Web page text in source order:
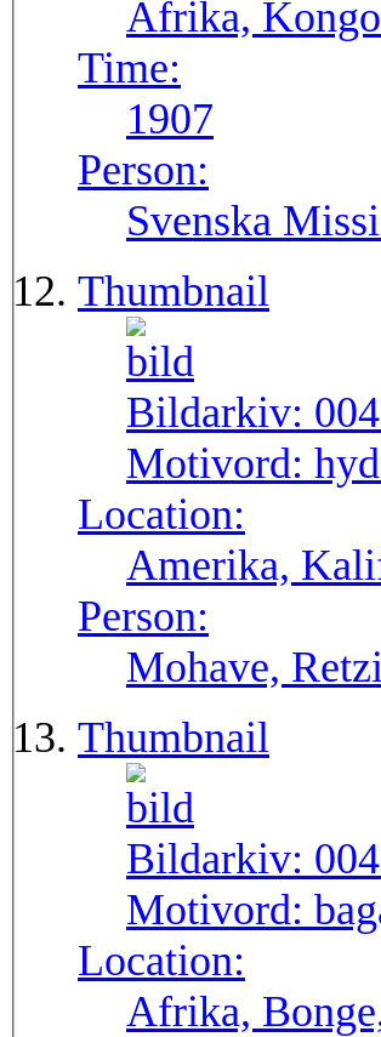
Afrika,
Time:
1907
Person:
Svenska
Thumbnail
Bildarkiv:
Motivord:
Location:
Amerika,
Person:
Mohave,
Thumbnail
Bildarkiv:
Motivord:
Location:
Afrika,